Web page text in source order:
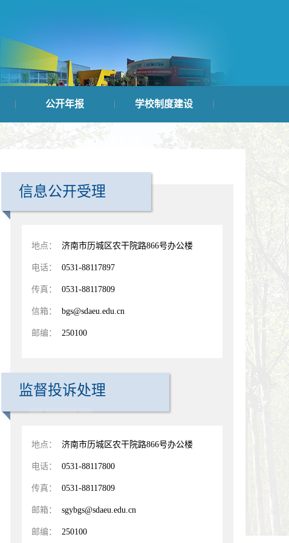
公开年报 学校制度建设
信息公开受理
地点： 济南市历城区农干院路866号办公楼
电话： 0531-88117897
传真： 0531-88117809
信箱： bgs@sdaeu.edu.cn
邮编： 250100
监督投诉处理
地点： 济南市历城区农干院路866号办公楼
电话： 0531-88117800
传真： 0531-88117809
邮箱： sgybgs@sdaeu.edu.cn
邮编： 250100